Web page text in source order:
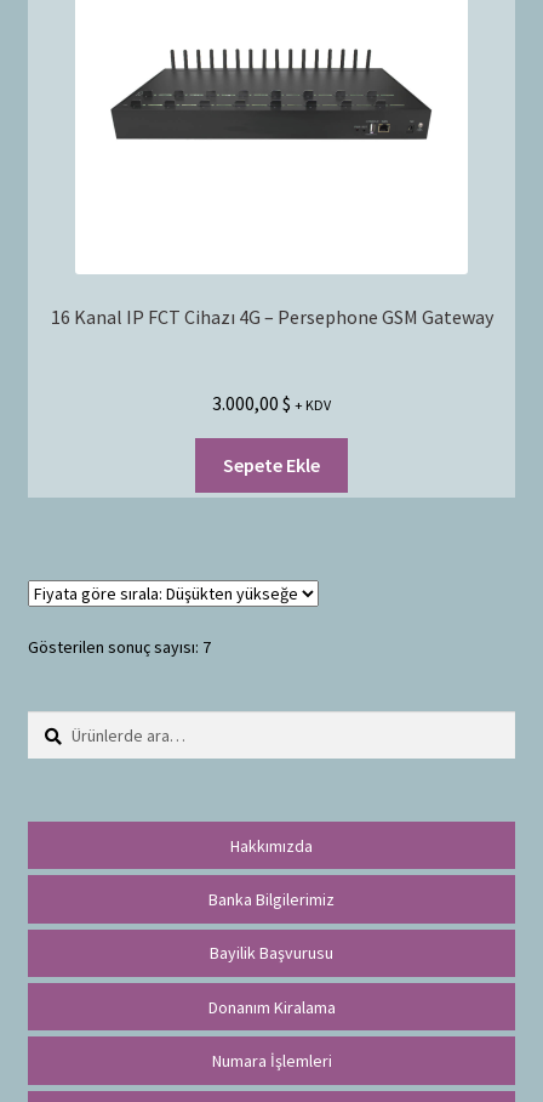
16 Kanal IP FCT Cihazı 4G – Persephone GSM Gateway
3.000,00 $ + KDV
Sepete Ekle
Gösterilen sonuç sayısı: 7
Ara:
Hakkımızda
Banka Bilgilerimiz
Bayilik Başvurusu
Donanım Kiralama
Numara İşlemleri